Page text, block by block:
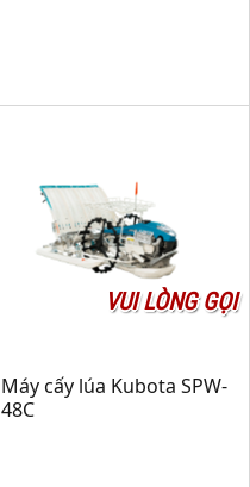
VUI LÒNG GỌI
Máy cấy lúa Kubota SPW-
48C